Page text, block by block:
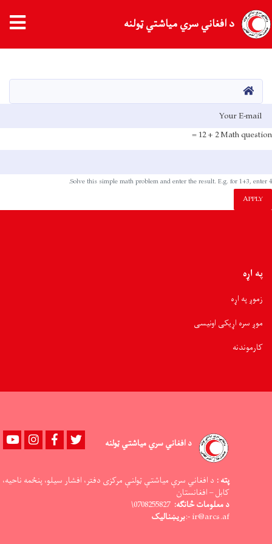
د افغاني سري میاشتي ټولنه
کور
E-mail
Math question
2 + 12 =
Solve this simple math problem and enter the result. E.g. for 1+3, enter 4.
APPLY
په اړه
زموږ په اړه
موږ سره اړیکی اونیسی
کارموندنه
د افغاني سري میاشتي ټولنه YoutubeinstagramFacebook Twitter
پته : د افغاني سرې میاشتې ټولنې مرکزی دفتر، افشار سیلو، پنځمه ناحیه،
کابل – افغانستان
د معلومات څانګه: 0708255827\
ir@arcs.af -: بریښنالیک